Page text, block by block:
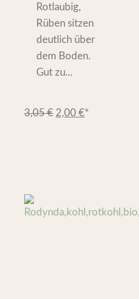
Rotlaubig,
Rüben sitzen
deutlich über
dem Boden.
Gut zu...
3,05€ 2,00 €*